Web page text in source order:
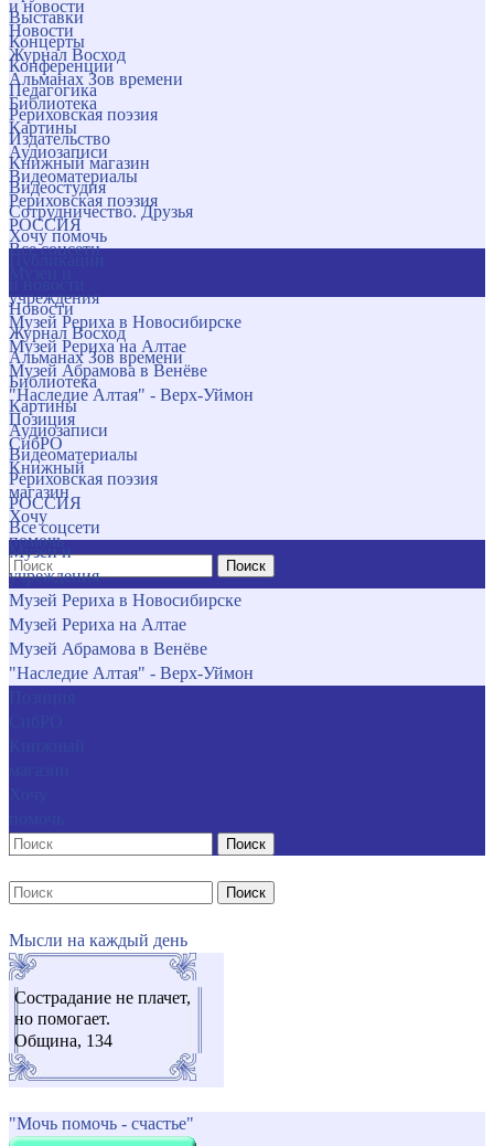
и новости
Новости
Журнал Восход
Альманах Зов времени
Библиотека
Картины
Аудиозаписи
Видеоматериалы
Рериховская поэзия
РОССИЯ
Все соцсети
учреждения
Музей Рериха в Новосибирске
Музей Рериха на Алтае
Музей Абрамова в Венёве
"Наследие Алтая" - Верх-Уймон
Позиция
СибРО
Книжный
магазин
Хочу
помочь
Поиск
Выставки
Концерты
Конференции
Педагогика
Рериховская поэзия
Издательство
Книжный магазин
Видеостудия
Сотрудничество. Друзья
Хочу помочь
Новости
Журнал Восход
Альманах Зов времени
Библиотека
Картины
Аудиозаписи
Видеоматериалы
Рериховская поэзия
РОССИЯ
Все соцсети
Музеи и
учреждения
Музей Рериха в Новосибирске
Музей Рериха на Алтае
Музей Абрамова в Венёве
"Наследие Алтая" - Верх-Уймон
Поиск
Поиск
Мысли на каждый день
Сострадание не плачет,
но помогает.
Община, 134
"Мочь помочь - счастье"